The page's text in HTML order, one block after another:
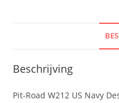
Beschrijving
Pit-Road W212 US Navy